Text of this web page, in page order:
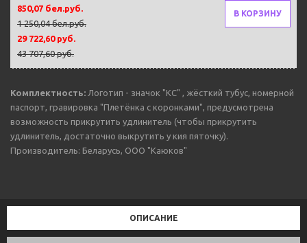
850,07 бел.руб.
1 250,04 бел.руб.
29 722,60 руб.
43 707,60 руб.
В КОРЗИНУ
Комплектность: Логотип - значок "КС" , жёсткий тубус, номерной
паспорт, гравировка "Плетёнка с коронками", предусмотрена
возможность прикрутить удлинитель (чтобы прикрутить
удлинитель, достаточно выкрутить у кия пяточку).
Производитель: Беларусь, ООО "Каюков"
ОПИСАНИЕ